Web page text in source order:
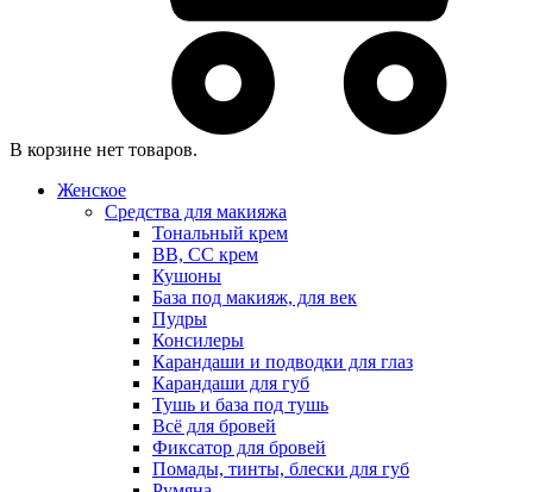
В корзине нет товаров.
Женское
Средства для макияжа
Тональный крем
BB, CC крем
Кушоны
База под макияж, для век
Пудры
Консилеры
Карандаши и подводки для глаз
Карандаши для губ
Тушь и база под тушь
Всё для бровей
Фиксатор для бровей
Помады, тинты, блески для губ